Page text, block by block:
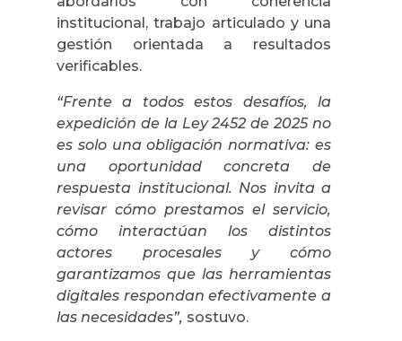
institucional, trabajo articulado y una
gestión orientada a resultados
verificables.
“Frente a todos estos desafíos, la
expedición de la Ley 2452 de 2025 no
es solo una obligación normativa: es
una oportunidad concreta de
respuesta institucional. Nos invita a
revisar cómo prestamos el servicio,
cómo interactúan los distintos
actores procesales y cómo
garantizamos que las herramientas
digitales respondan efectivamente a
las necesidades”, sostuvo.